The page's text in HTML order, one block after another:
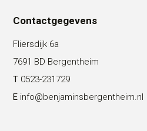
Contactgegevens
Fliersdijk 6a
7691 BD Bergentheim
T 0523-231729
E info@benjaminsbergentheim.nl